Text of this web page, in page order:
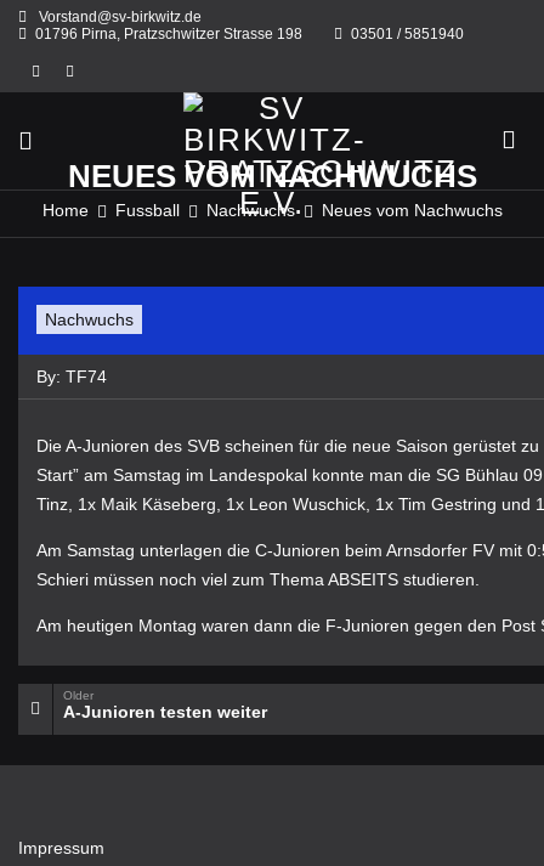
Skip
Vorstand@sv-birkwitz.de
01796 Pirna, Pratzschwitzer Strasse 198
03501 / 5851940
NEUES VOM NACHWUCHS
Home Fussball Nachwuchs Neues vom Nachwuchs
Nachwuchs
By: TF74
Die A-Junioren des SVB scheinen für die neue Saison gerüstet
Start” am Samstag im Landespokal konnte man die SG Bühlau
Tinz, 1x Maik Käseberg, 1x Leon Wuschick, 1x Tim Gestring und
Am Samstag unterlagen die C-Junioren beim Arnsdorfer FV mit
Schieri müssen noch viel zum Thema ABSEITS studieren.
Am heutigen Montag waren dann die F-Junioren gegen den Post
Older
A-Junioren testen weiter
Impressum